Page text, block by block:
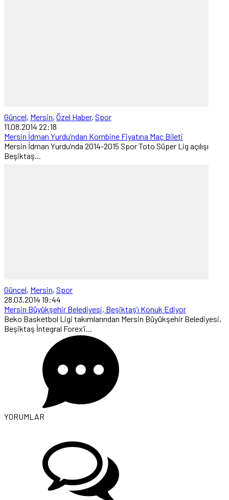
Güncel, Mersin, Özel Haber, Spor
11.08.2014 22:18
Mersin İdman Yurdu’ndan Kombine Fiyatına Maç Bileti
Mersin İdman Yurdu’nda 2014-2015 Spor Toto Süper Lig açılışı
Beşiktaş...
Güncel, Mersin, Spor
28.03.2014 19:44
Mersin Büyükşehir Belediyesi, Beşiktaş’ı Konuk Ediyor
Beko Basketbol Ligi takımlarından Mersin Büyükşehir Belediyesi,
Beşiktaş İntegral Forex’i...
YORUMLAR